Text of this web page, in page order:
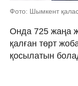
Фото: Шымкент
Онда 725 жаңа
қалған төрт
қосылатын